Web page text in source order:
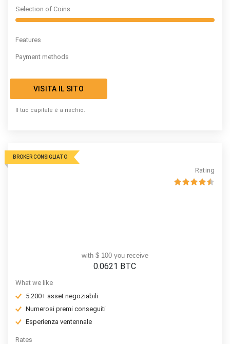
Selection of Coins
Features
Payment methods
VISITA IL SITO
Il tuo capitale è a rischio.
BROKER CONSIGLIATO
Rating
with $ 100 you receive
0.0621 BTC
What we like
5.200+ asset negoziabili
Numerosi premi conseguiti
Esperienza ventennale
Rates